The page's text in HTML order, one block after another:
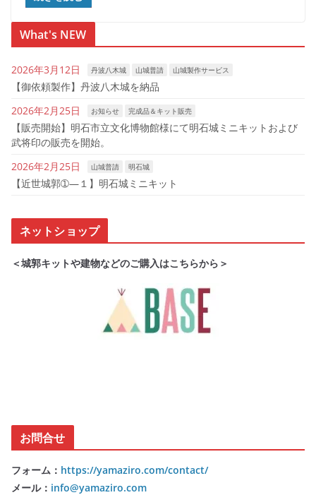
What's NEW
2026年3月12日 丹波八木城 山城普請 山城製作サービス
【御依頼製作】丹波八木城を納品
2026年2月25日
お知らせ 完成品＆キット販売
【販売開始】明石市立文化博物館様にて明石城ミニキットおよび
武将印の販売を開始。
2026年2月25日
山城普請 明石城
【近世城郭➀―１】明石城ミニキット
ネットショップ
＜城郭キットや建物などのご購入はこちらから＞
お問合せ
フォーム： https://yamaziro.com/contact/
メール： info@yamaziro.com